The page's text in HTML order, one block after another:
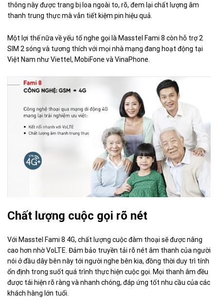
thông này được trang bị loa ngoài to, rõ, đem lại chất lượng âm
thanh trung thực mà vẫn tiết kiệm pin hiệu quả.
Một lợi thế nữa về yếu tố nghe gọi là Masstel Fami 8 còn hỗ trợ 2
SIM 2 sóng và tương thích với mọi nhà mạng đang hoạt động tại
Việt Nam như Viettel, MobiFone và VinaPhone.
Chất lượng cuộc gọi rõ nét
Với Masstel Fami 8 4G, chất lượng cuộc đàm thoại sẽ được nâng
cao hơn nhờ VoLTE. Đảm bảo truyền tải rõ nét âm thanh của người
nói ở đầu dây bên này tới người nghe bên kia, đồng thời duy trì tính
ổn định trong suốt quá trình thực hiện cuộc gọi. Mọi thanh âm đều
được tái hiện rõ ràng và nhanh chóng, đáp ứng tốt nhu cầu của các
khách hàng lớn tuổi.